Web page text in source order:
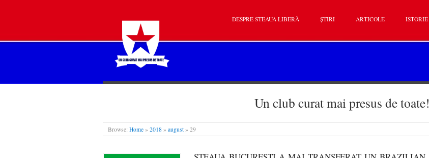
STEAUA LIBERĂ
DESPRE STEAUA LIBERĂ ȘTIRI ARTICOLE ISTORIE
Un club curat mai presus de toate!
Browse: Home » 2018 » august » 29